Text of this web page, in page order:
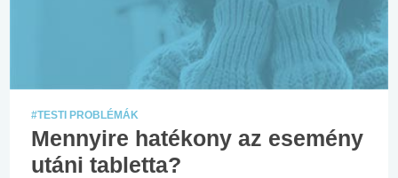
#TESTI PROBLÉMÁK
Mennyire hatékony az esemény
utáni tabletta?